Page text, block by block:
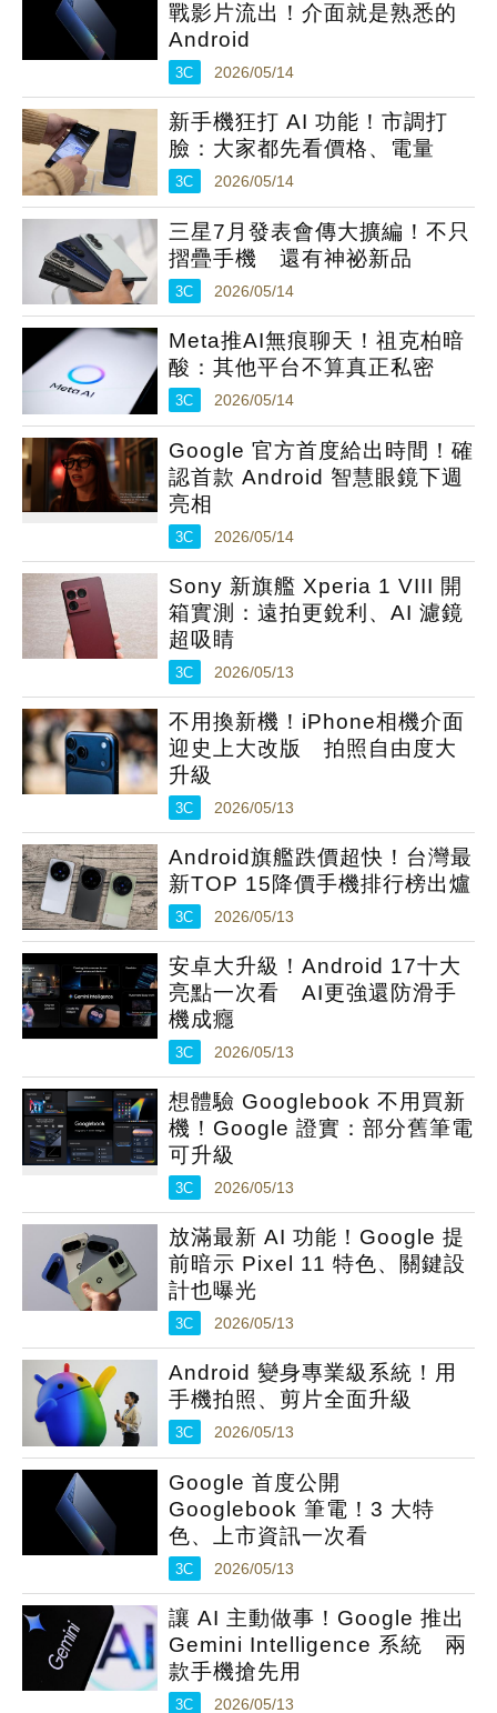
戰影片流出！介面就是熟悉的
Android
3C 2026/05/14
新手機狂打 AI 功能！市調打
臉：大家都先看價格、電量
3C 2026/05/14
三星7月發表會傳大擴編！不只
摺疊手機 還有神祕新品
3C 2026/05/14
Meta推AI無痕聊天！祖克柏暗
酸：其他平台不算真正私密
3C 2026/05/14
Google 官方首度給出時間！確
認首款 Android 智慧眼鏡下週
亮相
3C 2026/05/14
Sony 新旗艦 Xperia 1 VIII 開
箱實測：遠拍更銳利、AI 濾鏡
超吸睛
3C 2026/05/13
不用換新機！iPhone相機介面
迎史上大改版 拍照自由度大
升級
3C 2026/05/13
Android旗艦跌價超快！台灣最
新TOP 15降價手機排行榜出爐
3C 2026/05/13
安卓大升級！Android 17十大
亮點一次看 AI更強還防滑手
機成癮
3C 2026/05/13
想體驗 Googlebook 不用買新
機！Google 證實：部分舊筆電
可升級
3C 2026/05/13
放滿最新 AI 功能！Google 提
前暗示 Pixel 11 特色、關鍵設
計也曝光
3C 2026/05/13
Android 變身專業級系統！用
手機拍照、剪片全面升級
3C 2026/05/13
Google 首度公開
Googlebook 筆電！3 大特
色、上市資訊一次看
3C 2026/05/13
讓 AI 主動做事！Google 推出
Gemini Intelligence 系統 兩
款手機搶先用
3C 2026/05/13